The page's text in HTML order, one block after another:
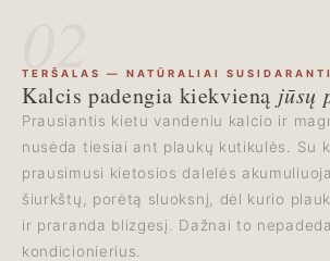
TERŠALAS — NATŪRALIAI
Kalcis padengia kiekvieną jūsų
Prausiantis kietu vandeniu kalcio ir
nusėda tiesiai ant plaukų kutikulės. Su
prausimusi kietosios dalelės
šiurkštų, porėtą sluoksnį, dėl kurio
ir praranda blizgesį. Dažnai to
kondicionierius.